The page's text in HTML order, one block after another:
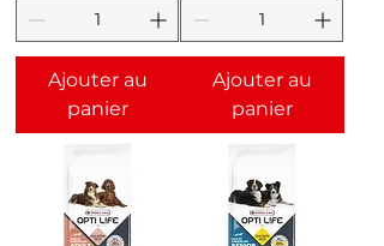
Ajouter au
panier
Ajouter au
panier